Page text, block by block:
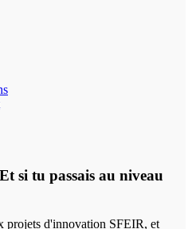
si tu passais au niveau
projets d'innovation SFEIR, et